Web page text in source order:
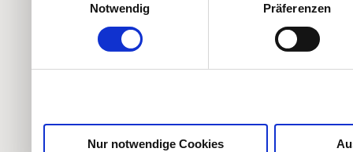
Partner führen diese
weiteren Daten
Notwendig
Präferenzen
Nur notwendige Cookies